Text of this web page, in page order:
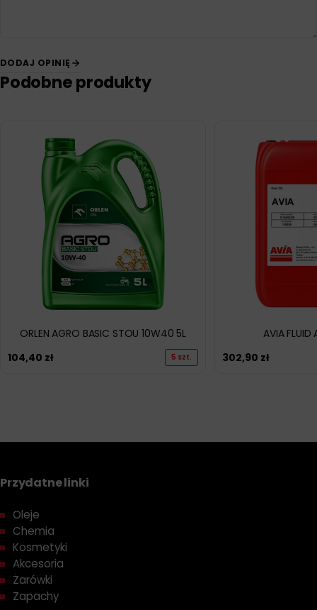
DODAJ OPINIĘ
Podobne produkty
ORLEN AGRO BASIC STOU 10W40 5L
104,40 zł 5 szt.
AVIA FLUID
302,90 zł
Przydatne linki
Oleje
Chemia
Kosmetyki
Akcesoria
Żarówki
Zapachy